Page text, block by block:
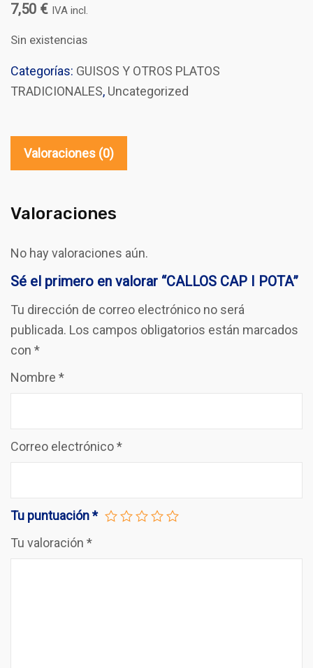
7,50 € IVA incl.
Sin existencias
Categorías: GUISOS Y OTROS PLATOS
TRADICIONALES, Uncategorized
Valoraciones (0)
Valoraciones
No hay valoraciones aún.
Sé el primero en valorar “CALLOS CAP I POTA”
Tu dirección de correo electrónico no será
publicada. Los campos obligatorios están marcados
con *
Nombre *
Correo electrónico*
Tu puntuación*
Tu valoración *